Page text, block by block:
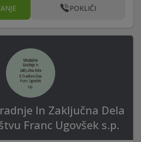
POKLIČI
In Zaključna Dela
Franc Ugovšek s.p.